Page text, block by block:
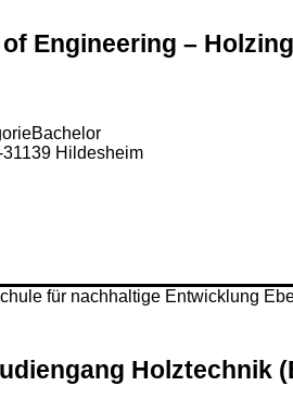
Engineering –
Bachelor
Hildesheim
Holztechnik